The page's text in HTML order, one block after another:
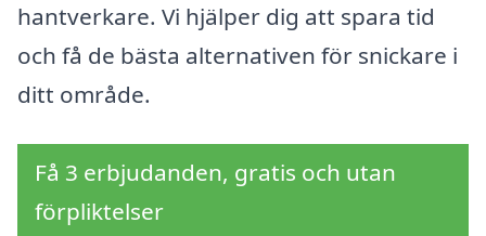
hantverkare. Vi hjälper dig att spara tid
och få de bästa alternativen för snickare i
ditt område.
Få 3 erbjudanden, gratis och utan
förpliktelser